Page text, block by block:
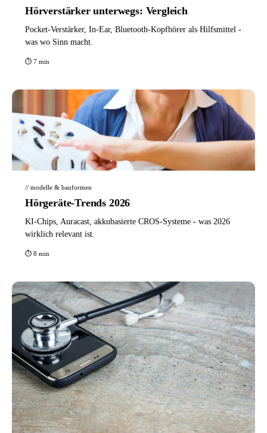
Hörverstärker unterwegs: Vergleich
Pocket-Verstärker, In-Ear, Bluetooth-Kopfhörer als Hilfsmittel -
was wo Sinn macht.
⏱ 7 min
// modelle & bauformen
Hörgeräte-Trends 2026
KI-Chips, Auracast, akkubasierte CROS-Systeme - was 2026
wirklich relevant ist.
⏱ 8 min